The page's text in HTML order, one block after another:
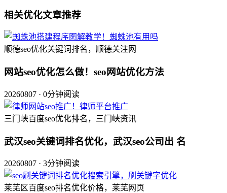
相关优化文章推荐
顺德seo优化关键词排名，顺德关注网
网站seo优化怎么做！seo网站优化方法
20260807 · 0分钟阅读
三门峡百度seo优化排名，三门峡资讯
武汉seo关键词排名优化，武汉seo公司出 名
20260807 · 3分钟阅读
莱芜区百度seo排名优化价格，莱芜网页